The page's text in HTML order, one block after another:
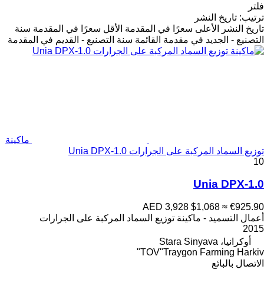
فلتر
ترتيب: تاريخ النشر
تاريخ النشر
الأعلى سعرًا في المقدمة الأقل سعرًا في المقدمة سنة
التصنيع - الجديد في مقدمة القائمة سنة التصنيع - القديم في المقدمة
ماكينة
توزيع السماد المركبة على الجرارات Unia DPX-1.0
10
Unia DPX-1.0
AED 3,928 $1,068 ≈ €925.90
أعمال التسميد - ماكينة توزيع السماد المركبة على الجرارات
2015
أوكرانيا، Stara Sinyava
TOV"Traygon Farming Harkiv"
الاتصال بالبائع